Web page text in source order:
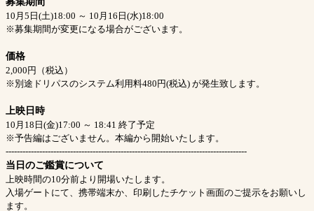
10月5日(土)18:00 ～ 10月16日(水)18:00
※募集期間が変更になる場合がございます。
価格
2,000円（税込）
※別途ドリパスのシステム利用料480円(税込) が発生致します。
上映日時
10月18日(金)17:00 ～ 18:41 終了予定
※予告編はございません。本編から開始いたします。
--------------------------------------------------------------------------------------
当日のご鑑賞について
上映時間の10分前より開場いたします。
入場ゲートにて、携帯端末か、印刷したチケット画面のご提示をお願いし
ます。